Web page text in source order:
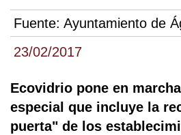
23/02/2017
Fuente: Ayuntamiento de
Ecovidrio pone en
especial que incluye la
puerta" de los